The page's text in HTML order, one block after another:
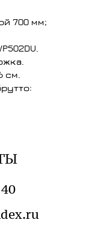
700 мм;
см.